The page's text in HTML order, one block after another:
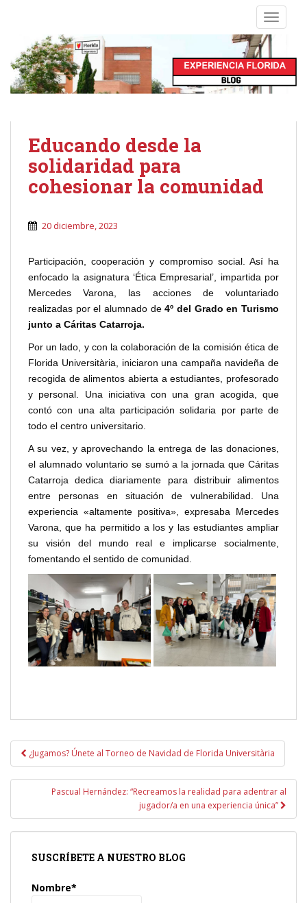
Educando desde la
solidaridad para
cohesionar la comunidad
20 diciembre, 2023
Participación, cooperación y compromiso social. Así ha
enfocado la asignatura ‘Ética Empresarial’, impartida por
Mercedes Varona, las acciones de voluntariado
realizadas por el alumnado de4º del Grado en Turismo
junto a Cáritas Catarroja.
Por un lado, y con la colaboración de la comisión ética de
Florida Universitària, iniciaron una campaña navideña de
recogida de alimentos abierta a estudiantes, profesorado
y personal. Una iniciativa con una gran acogida, que
contó con una alta participación solidaria por parte de
todo el centro universitario.
A su vez, y aprovechando la entrega de las donaciones,
el alumnado voluntario se sumó a la jornada que Cáritas
Catarroja dedica diariamente para distribuir alimentos
entre personas en situación de vulnerabilidad. Una
experiencia «altamente positiva», expresaba Mercedes
Varona, que ha permitido a los y las estudiantes ampliar
su visión del mundo real e implicarse socialmente,
fomentando el sentido de comunidad.
Navegación
de
entradas
¿Jugamos? Únete al Torneo de Navidad de Florida Universitària
Pascual Hernández: “Recreamos la realidad para adentrar al
jugador/a en una experiencia única”
SUSCRÍBETE A NUESTRO BLOG
Nombre*